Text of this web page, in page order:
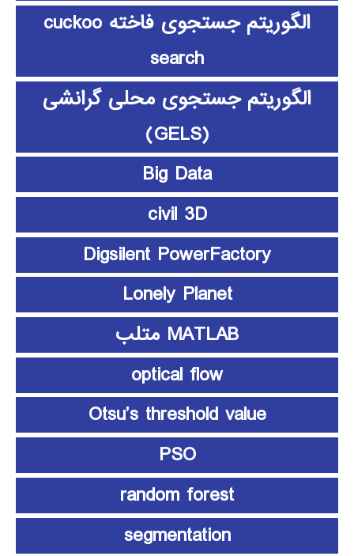
الگوریتم جستجوی فاخته cuckoo
search
الگوریتم جستجوی محلی گرانشی
(GELS)
Big Data
civil 3D
Digsilent PowerFactory
Lonely Planet
MATLAB متلب
optical flow
Otsu’s threshold value
PSO
random forest
segmentation